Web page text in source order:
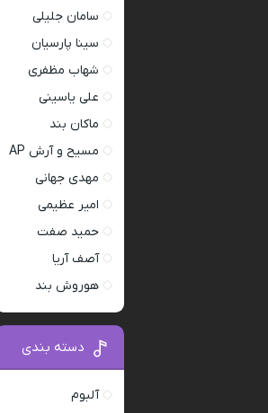
سامان جلیلی
سینا پارسیان
شهاب مظفری
علی یاسینی
ماکان بند
مسیح و آرش AP
مهدی جهانی
امیر عظیمی
حمید صفت
آصف آریا
هوروش بند
دسته بندی
آلبوم